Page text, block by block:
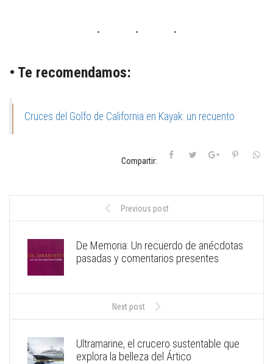
• Te recomendamos:
Cruces del Golfo de California en Kayak: un recuento
Compartir:
Previous post
De Memoria: Un recuerdo de anécdotas
pasadas y comentarios presentes
Next post
Ultramarine, el crucero sustentable que
explora la belleza del Ártico